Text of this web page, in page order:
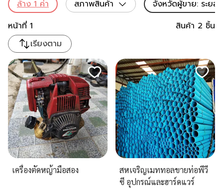
เครื่องตัดหญ้ามือสอง
สหเจริญเมททอลขายท่อพีวี
ซี อุปกรณ์และฮาร์ดแวร์
หน้าที่ 1 สินค้า 2 ชิ้น
เรียงตาม
ล้าง1ค่า สภาพสินค้า จังหวัดผู้ขาย: ระยอง